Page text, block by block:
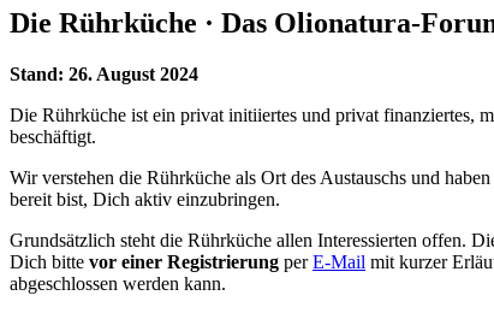
Die Rührküche · Das Olionatura-
Stand: 26. August 2024
Die Rührküche ist ein privat initiiertes und privat finanziertes,
beschäftigt.
Wir verstehen die Rührküche als Ort des Austauschs und
bereit bist, Dich aktiv einzubringen.
Grundsätzlich steht die Rührküche allen Interessierten offen.
Dich bitte vor einer Registrierung perE-Mail mit kurzer
abgeschlossen werden kann.